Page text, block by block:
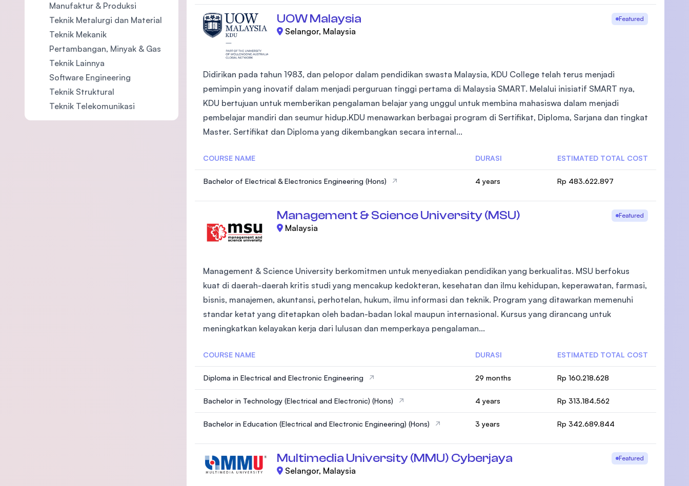
Manufaktur & Produksi
Teknik Metalurgi dan Material
Teknik Mekanik
Pertambangan, Minyak & Gas
Teknik Lainnya
Software Engineering
Teknik Struktural
Teknik Telekomunikasi
UOW Malaysia Featured
Selangor, Malaysia
Didirikan pada tahun 1983, dan pelopor dalam pendidikan swasta Malaysia, KDU College telah terus menjadi
pemimpin yang inovatif dalam menjadi perguruan tinggi pertama di Malaysia SMART. Melalui inisiatif SMART nya,
KDU bertujuan untuk memberikan pengalaman belajar yang unggul untuk membina mahasiswa dalam menjadi
pembelajar mandiri dan seumur hidup.KDU menawarkan berbagai program di Sertifikat, Diploma, Sarjana dan tingkat
Master. Sertifikat dan Diploma yang dikembangkan secara internal...
COURSE NAME DURASI ESTIMATED TOTAL COST
Bachelor of Electrical & Electronics Engineering (Hons) 4 years Rp 483.622.897
Management & Science University (MSU) Featured
Malaysia
Management & Science University berkomitmen untuk menyediakan pendidikan yang berkualitas. MSU berfokus
kuat di daerah-daerah kritis studi yang mencakup kedokteran, kesehatan dan ilmu kehidupan, keperawatan, farmasi,
bisnis, manajemen, akuntansi, perhotelan, hukum, ilmu informasi dan teknik. Program yang ditawarkan memenuhi
standar ketat yang ditetapkan oleh badan-badan lokal maupun internasional. Kursus yang dirancang untuk
meningkatkan kelayakan kerja dari lulusan dan memperkaya pengalaman...
COURSE NAME DURASI ESTIMATED TOTAL COST
Diploma in Electrical and Electronic Engineering 29 months Rp 160.218.628
Bachelor in Technology (Electrical and Electronic) (Hons) 4 years Rp 313.184.562
Bachelor in Education (Electrical and Electronic Engineering) (Hons) 3 years Rp 342.689.844
Multimedia University (MMU) Cyberjaya Featured
Selangor, Malaysia